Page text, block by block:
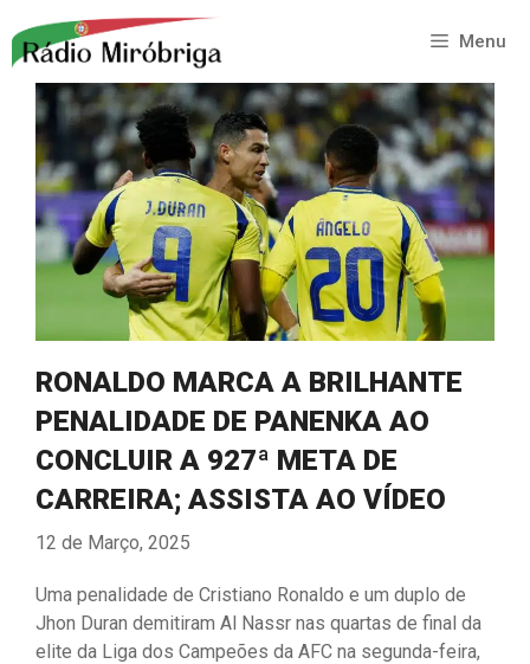
para
conteúdo
Menu
RONALDO MARCA A BRILHANTE
PENALIDADE DE PANENKA AO
CONCLUIR A 927ª META DE
CARREIRA; ASSISTA AO VÍDEO
12 de Março, 2025
Uma penalidade de Cristiano Ronaldo e um duplo de
Jhon Duran demitiram Al Nassr nas quartas de final da
elite da Liga dos Campeões da AFC na segunda-feira,